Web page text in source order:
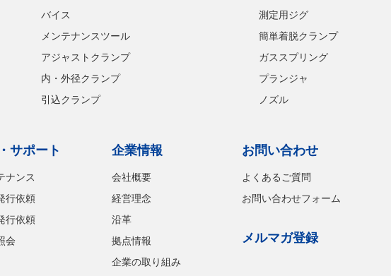
バイス
メンテナンスツール
アジャストクランプ
内・外径クランプ
引込クランプ
測定用ジグ
簡単着脱クランプ
ガススプリング
プランジャ
ノズル
サポート
ナンス
行依頼
行依頼
会
企業情報
会社概要
経営理念
沿革
拠点情報
企業の取り組み
お問い合わせ
よくあるご質問
お問い合わせフォーム
メルマガ登録